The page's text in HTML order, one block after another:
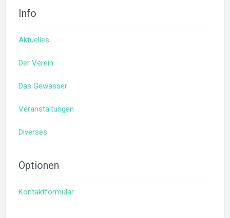
Info
Aktuelles
Der Verein
Das Gewässer
Veranstaltungen
Diverses
Optionen
Kontaktformular